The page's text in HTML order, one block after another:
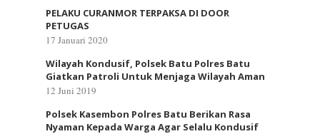
PELAKU CURANMOR TERPAKSA DI DOOR
PETUGAS
17 Januari 2020
Wilayah Kondusif, Polsek Batu Polres Batu
Giatkan Patroli Untuk Menjaga Wilayah Aman
12 Juni 2019
Polsek Kasembon Polres Batu Berikan Rasa
Nyaman Kepada Warga Agar Selalu Kondusif